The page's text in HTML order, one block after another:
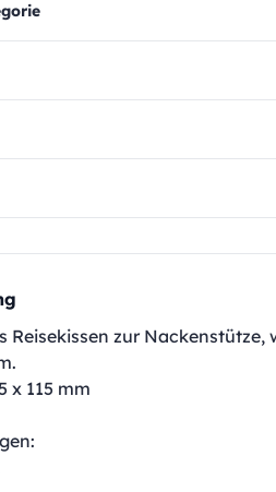
Reisekissen zur
x 115 mm